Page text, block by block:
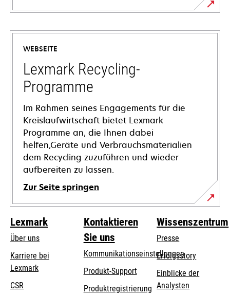
wird
in
neuen
Registerkarte
geöffnet
WEBSEITE
Lexmark Recycling-
Programme
Im Rahmen seines Engagements für die
Kreislaufwirtschaft bietet Lexmark
Programme an, die Ihnen dabei
helfen,Geräte und Verbrauchsmaterialien
dem Recycling zuzuführen und wieder
aufbereiten zu lassen.
Zur Seite springen
Lexmark
Über uns
Karriere bei
Lexmark
CSR
Kontaktieren
Sie uns
Kommunikationseinstellungen
wird
in
Produkt-Supportwird
Produktregistrierung
Wissenszentrum
Presse
Erfolgsstory
Einblicke der
Analysten